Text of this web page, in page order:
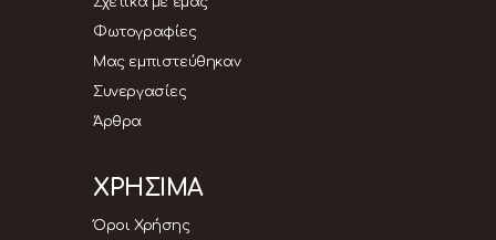
Φωτογραφίες
Μας εμπιστεύθηκαν
Συνεργασίες
Άρθρα
ΧΡΗΣΙΜΑ
Όροι Χρήσης